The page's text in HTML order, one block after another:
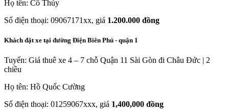
Họ tên: Cô Thúy
Số điện thoại: 09067171xx, giá 1.200.000 đồng
Khách đặt xe tại đường Điện Biên Phủ - quận 1
Tuyến: Giá thuê xe 4 – 7 chỗ Quận 11 Sài Gòn đi Châu Đức | 2
chiều
Họ tên: Hồ Quốc Cường
Số điện thoại: 01259067xxx, giá 1,400,000 đồng